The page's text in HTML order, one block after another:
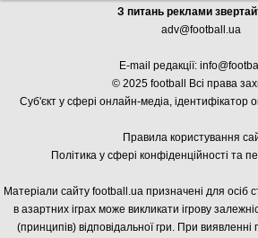
З питань реклами
adv@football.ua
E-mail редакції:
© 2025 football Всі права
Суб'єкт у сфері онлайн-медіа, ідентифікатор
Правила користування
Політика у сфері конфіденційності та
Матеріали сайту football.ua призначені для осіб
в азартних іграх може викликати ігрову
(принципів) відповідальної гри. При